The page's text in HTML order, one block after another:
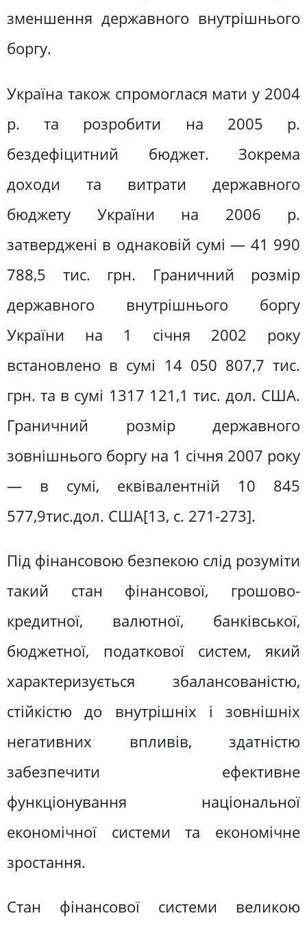
зменшення державного внутрішнього
боргу.
Україна також спромоглася мати у 2004
р. та розробити на 2005 р.
бездефіцитний бюджет. Зокрема
доходи та витрати державного
бюджету України на 2006 р.
затверджені в однаковій сумі — 41 990
788,5 тис. грн. Граничний розмір
державного внутрішнього боргу
України на 1 січня 2002 року
встановлено в сумі 14 050 807,7 тис.
грн. та в сумі 1317 121,1 тис. дол. США.
Граничний розмір державного
зовнішнього боргу на 1 січня 2007 року
— в сумі, еквівалентній 10 845
577,9тис.дол. США[13, c. 271-273].
Під фінансовою безпекою слід розуміти
такий стан фінансової, грошово-
кредитної, валютної, банківської,
бюджетної, податкової систем, який
характеризується збалансованістю,
стійкістю до внутрішніх і зовнішніх
негативних впливів, здатністю
забезпечити ефективне
функціонування національної
економічної системи та економічне
зростання.
Стан фінансової системи великою